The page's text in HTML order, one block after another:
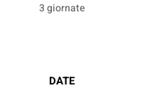
3 giornate
DATE